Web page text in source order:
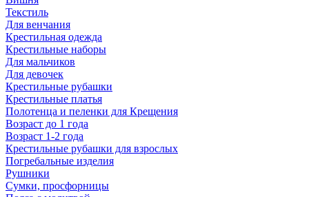
Текстиль
Для венчания
Крестильная одежда
Крестильные наборы
Для мальчиков
Для девочек
Крестильные рубашки
Крестильные платья
Полотенца и пеленки для Крещения
Возраст до 1 года
Возраст 1-2 года
Крестильные рубашки для взрослых
Погребальные изделия
Рушники
Сумки, просфорницы